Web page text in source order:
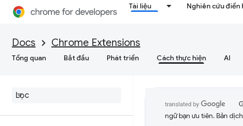
Tài liệu Nghiên cứu điển
Docs Chrome Extensions
Tổng quan Bắt đầu Phát triển Cách thực hiện AI
ngữ bạn ưu tiên. Bản